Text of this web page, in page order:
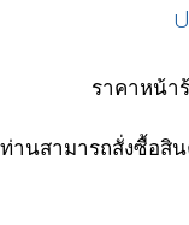
ราคาหน้า
ท่านสามารถสั่งซื้อสิ